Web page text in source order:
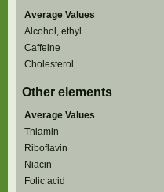
Average Values
Alcohol, ethyl
Caffeine
Cholesterol
Other elements
Average Values
Thiamin
Riboflavin
Niacin
Folic acid